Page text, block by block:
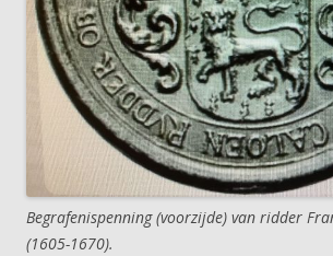
Begrafenispenning (voorzijde) van ridder
(1605-1670).